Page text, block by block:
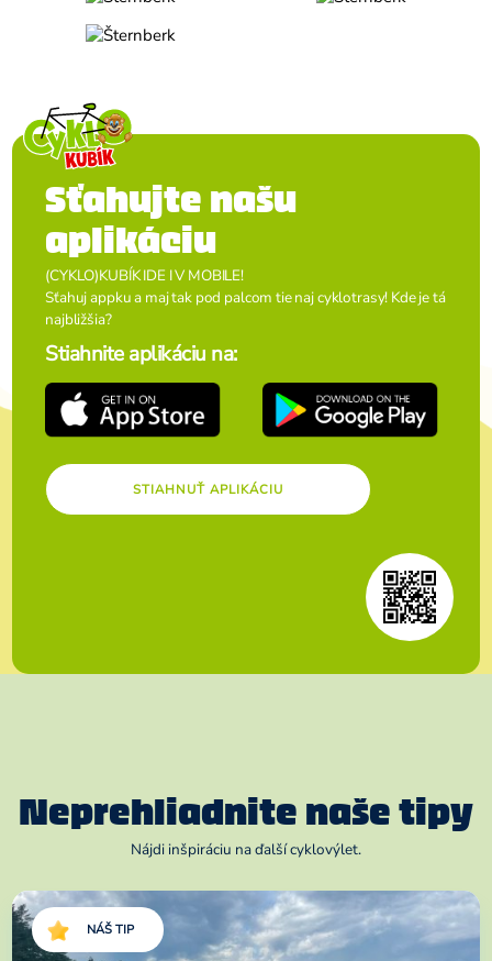
Sťahujte našu
aplikáciu
(CYKLO)KUBÍK IDE I V MOBILE!
Sťahuj appku a maj tak pod palcom tie naj cyklotrasy! Kde je tá
najbližšia?
Stiahnite aplikáciu na:
STIAHNUŤ APLIKÁCIU
Neprehliadnite naše tipy
Nájdi inšpiráciu na ďalší cyklovýlet.
NÁŠ TIP